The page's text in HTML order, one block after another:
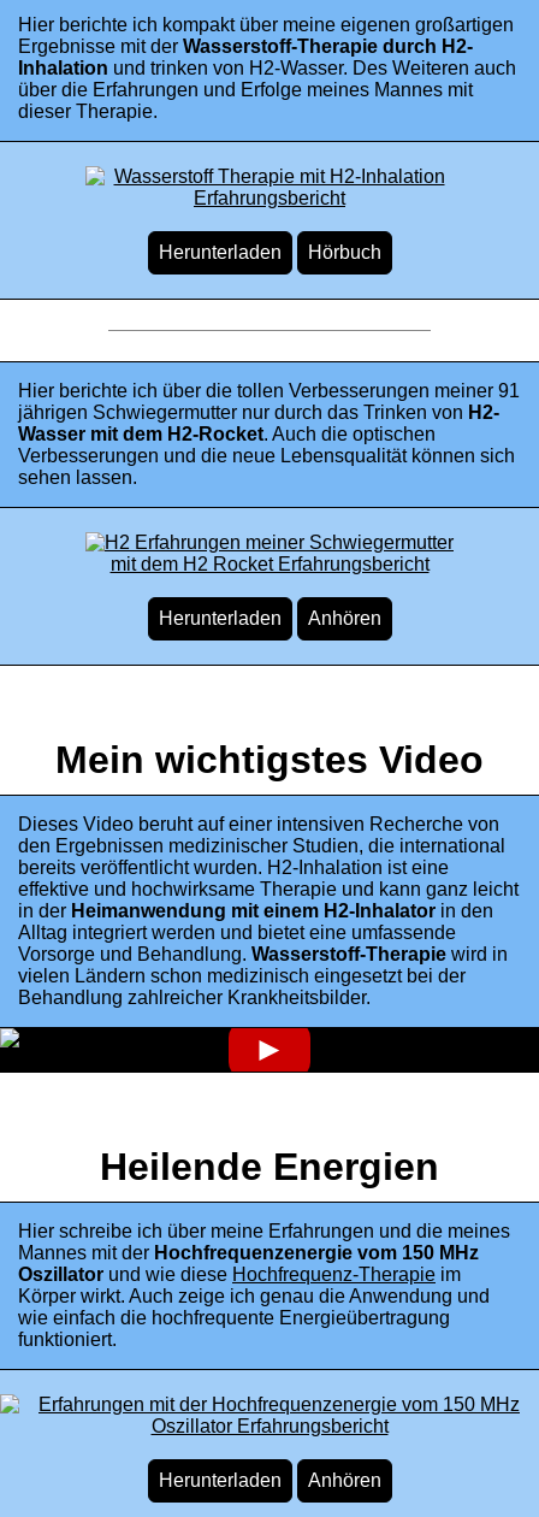
Hier berichte ich kompakt über meine eigenen großartigen
Ergebnisse mit der Wasserstoff-Therapie durch H2-
Inhalation und trinken von H2-Wasser. Des Weiteren auch
über die Erfahrungen und Erfolge meines Mannes mit
dieser Therapie.
Hier berichte ich über die tollen Verbesserungen meiner 91
jährigen Schwiegermutter nur durch das Trinken von H2-
Wasser mit dem H2-Rocket. Auch die optischen
Verbesserungen und die neue Lebensqualität können sich
sehen lassen.
Mein wichtigstes Video
Dieses Video beruht auf einer intensiven Recherche von
den Ergebnissen medizinischer Studien, die international
bereits veröffentlicht wurden. H2-Inhalation ist eine
effektive und hochwirksame Therapie und kann ganz leicht
in der Heimanwendung mit einem H2-Inhalator in den
Alltag integriert werden und bietet eine umfassende
Vorsorge und Behandlung. Wasserstoff-Therapie wird in
vielen Ländern schon medizinisch eingesetzt bei der
Behandlung zahlreicher Krankheitsbilder.
►
Heilende Energien
Hier schreibe ich über meine Erfahrungen und die meines
Mannes mit der Hochfrequenzenergie vom 150 MHz
Oszillator und wie diese Hochfrequenz-Therapie im
Körper wirkt. Auch zeige ich genau die Anwendung und
wie einfach die hochfrequente Energieübertragung
funktioniert.